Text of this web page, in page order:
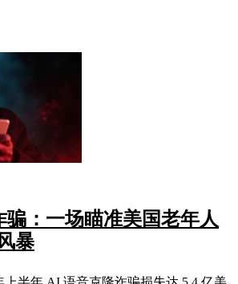
：一场瞄准美国老年人
暴